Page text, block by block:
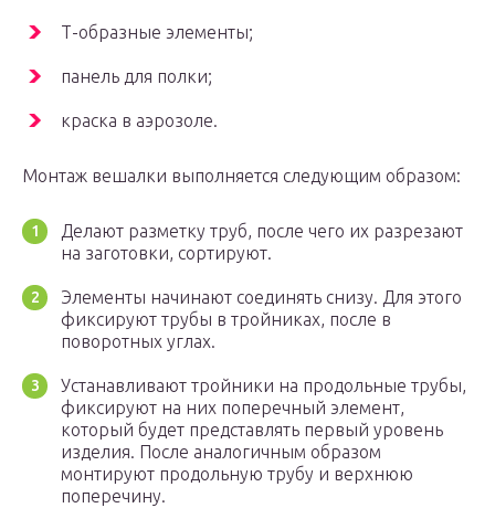
Т-образные элементы;
панель для полки;
краска в аэрозоле.
Монтаж вешалки выполняется следующим образом:
Делают разметку труб, после чего их разрезают
на заготовки, сортируют.
Элементы начинают соединять снизу. Для этого
фиксируют трубы в тройниках, после в
поворотных углах.
Устанавливают тройники на продольные трубы,
фиксируют на них поперечный элемент,
который будет представлять первый уровень
изделия. После аналогичным образом
монтируют продольную трубу и верхнюю
поперечину.